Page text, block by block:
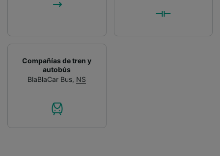
Compañías de tren y
autobús
BlaBlaCar Bus, NS